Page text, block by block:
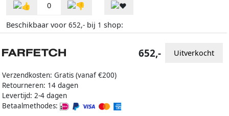
0
Beschikbaar voor 652,- bij 1 shop:
Verzendkosten: Gratis (vanaf €200)
Retourneren: 14 dagen
Levertijd: 2-4 dagen
Betaalmethodes:
652,- Uitverkocht